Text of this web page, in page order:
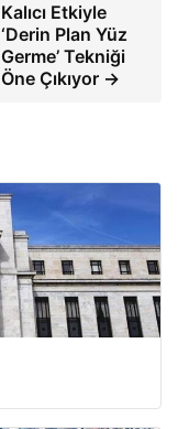
Kalıcı Etkiyle
‘Derin Plan Yüz
Germe’ Tekniği
Öne Çıkıyor →